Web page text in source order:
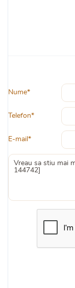
Nume*
Telefon*
E-mail*